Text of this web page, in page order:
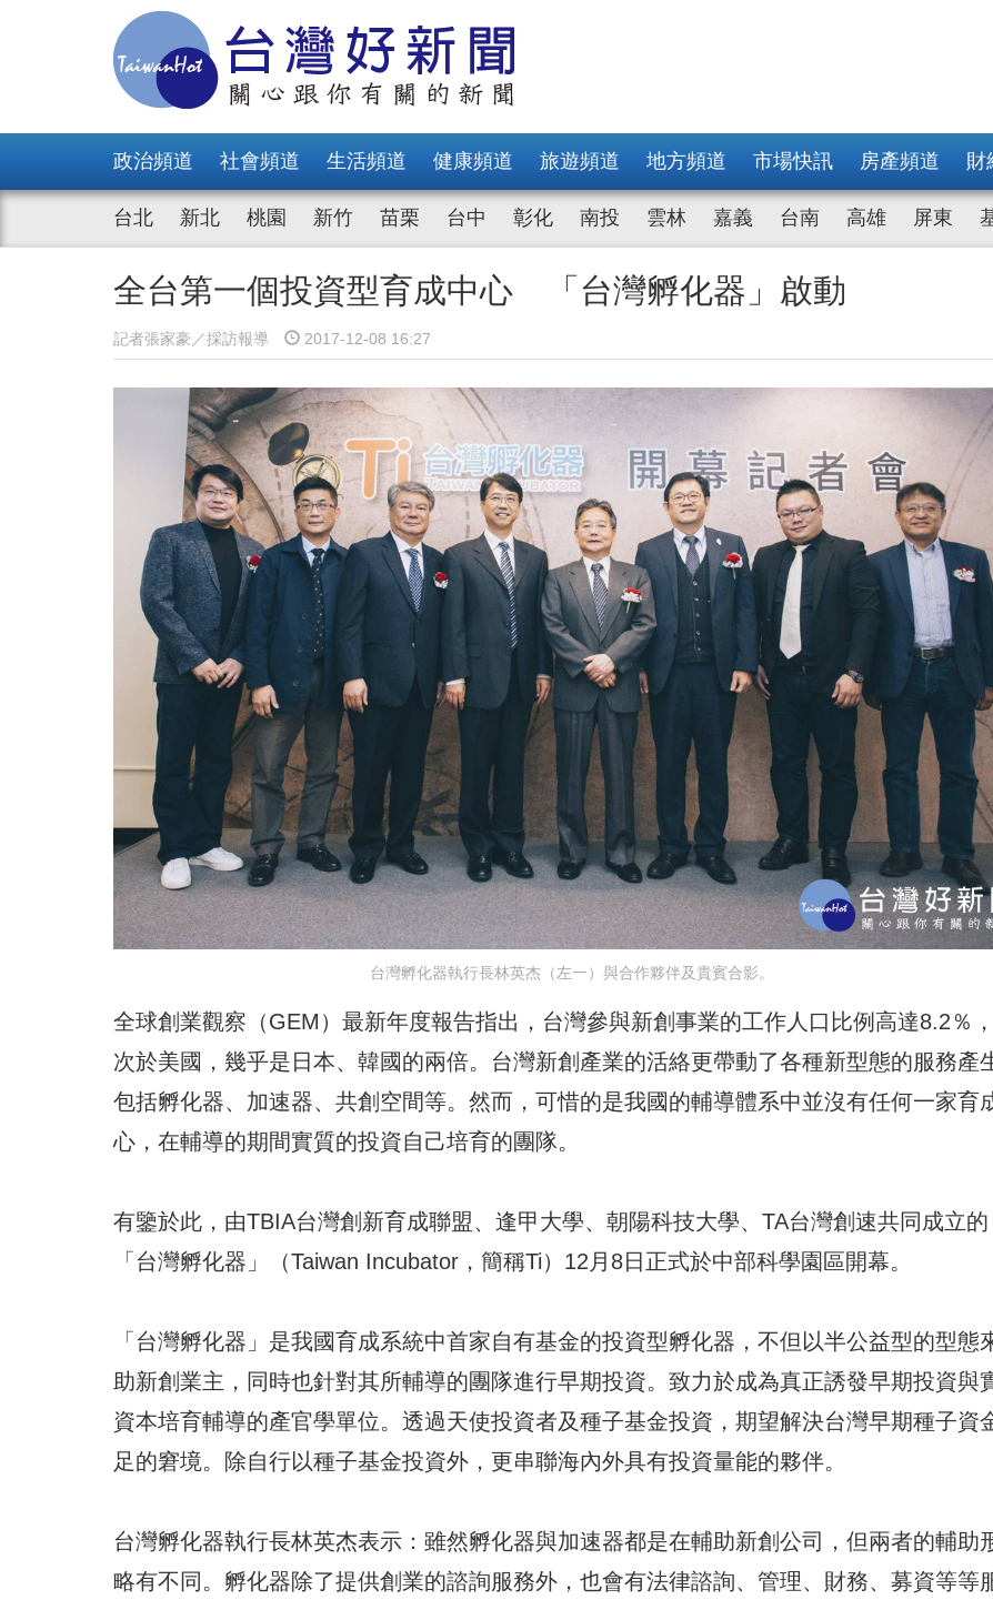
政治頻道 社會頻道 生活頻道 健康頻道 旅遊頻道 地方頻道 市場快訊 房產頻道 財
台北 新北 桃園 新竹 苗栗 台中 彰化 南投 雲林 嘉義 台南 高雄 屏東
全台第一個投資型育成中心 「台灣孵化器」啟動
記者張家豪／採訪報導 2017-12-08 16:27
台灣孵化器執行長林英杰（左一）與合作夥伴及貴賓合影。
全球創業觀察（GEM）最新年度報告指出，台灣參與新創事業的工作人口比例高達8.2％
次於美國，幾乎是日本、韓國的兩倍。台灣新創產業的活絡更帶動了各種新型態的服務產
包括孵化器、加速器、共創空間等。然而，可惜的是我國的輔導體系中並沒有任何一家育
心，在輔導的期間實質的投資自己培育的團隊。
有鑒於此，由TBIA台灣創新育成聯盟、逢甲大學、朝陽科技大學、TA台灣創速共同成立的
「台灣孵化器」（Taiwan Incubator，簡稱Ti）12月8日正式於中部科學園區開幕。
「台灣孵化器」是我國育成系統中首家自有基金的投資型孵化器，不但以半公益型的型態
助新創業主，同時也針對其所輔導的團隊進行早期投資。致力於成為真正誘發早期投資與
資本培育輔導的產官學單位。透過天使投資者及種子基金投資，期望解決台灣早期種子資
足的窘境。除自行以種子基金投資外，更串聯海內外具有投資量能的夥伴。
台灣孵化器執行長林英杰表示：雖然孵化器與加速器都是在輔助新創公司，但兩者的輔助
略有不同。孵化器除了提供創業的諮詢服務外，也會有法律諮詢、管理、財務、募資等等